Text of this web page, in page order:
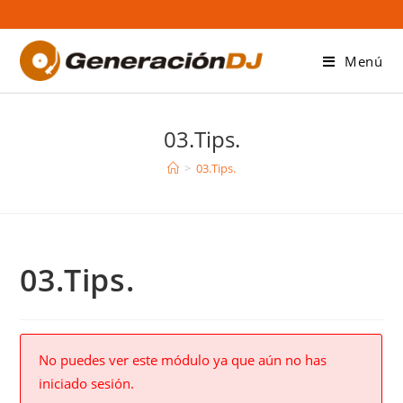
al
contenido
Menú
03.Tips.
> 03.Tips.
03.Tips.
No puedes ver este módulo ya que aún no has
iniciado sesión.